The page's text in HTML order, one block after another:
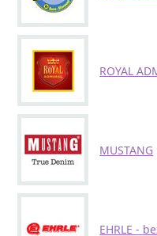
ROYAL
MUSTANG
EHRLE -